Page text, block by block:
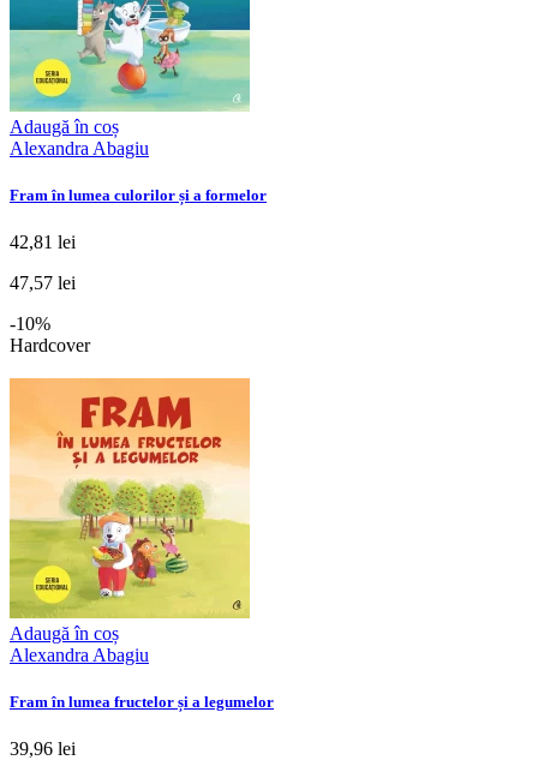
Adaugă în coș
Alexandra Abagiu
Fram în lumea culorilor și a formelor
42,81 lei
47,57 lei
-10%
Hardcover
Adaugă în coș
Alexandra Abagiu
Fram în lumea fructelor și a legumelor
39,96 lei